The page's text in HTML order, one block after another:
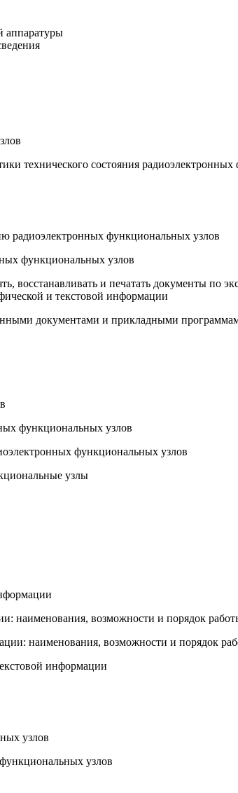
аппаратуры
технического состояния
радиоэлектронных функциональных узлов
функциональных узлов
восстанавливать и печатать документы по
и текстовой информации
документами и прикладными
функциональных узлов
функциональных узлов
узлы
наименования, возможности и порядок
наименования, возможности и порядок
информации
узлов
узлов